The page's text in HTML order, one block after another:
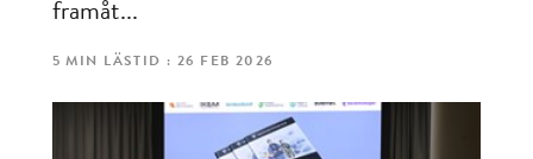
framåt...
5 MIN LÄSTID : 26 FEB 2026